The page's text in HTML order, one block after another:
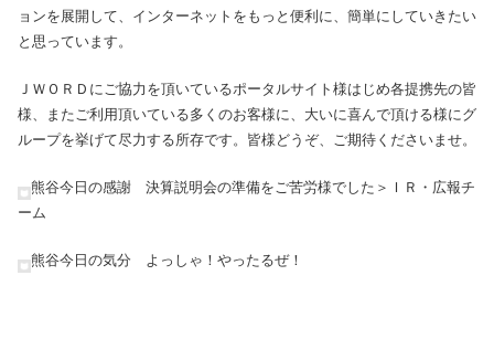
ョンを展開して、インターネットをもっと便利に、簡単にしていきたい
と思っています。
ＪＷＯＲＤにご協力を頂いているポータルサイト様はじめ各提携先の皆
様、またご利用頂いている多くのお客様に、大いに喜んで頂ける様にグ
ループを挙げて尽力する所存です。皆様どうぞ、ご期待くださいませ。
熊谷今日の感謝 決算説明会の準備をご苦労様でした＞ＩＲ・広報チ
ーム
熊谷今日の気分 よっしゃ！やったるぜ！